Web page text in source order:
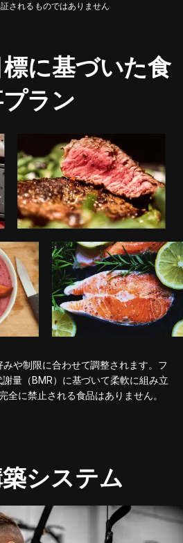
されるものではありません
に基づいた食
ラン
や制限に合わせて調整されます。フ
量（BMR）に基づいて柔軟に組み立
全に禁止される食品はありません。
システム